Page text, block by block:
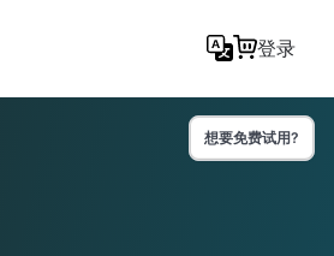
登录
想要免费试用?